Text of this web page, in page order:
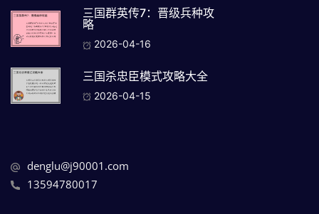
三国群英传7：晋级兵种攻
略
2026-04-16
三国杀忠臣模式攻略大全
2026-04-15
denglu@j90001.com
13594780017